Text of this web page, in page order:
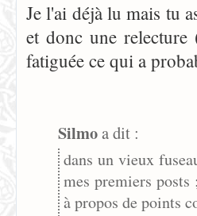
Je l'ai déjà lu mais tu
et donc une relecture
fatiguée ce qui a
Silmoa dit :
dans un vieux
mes premiers posts
à propos de points